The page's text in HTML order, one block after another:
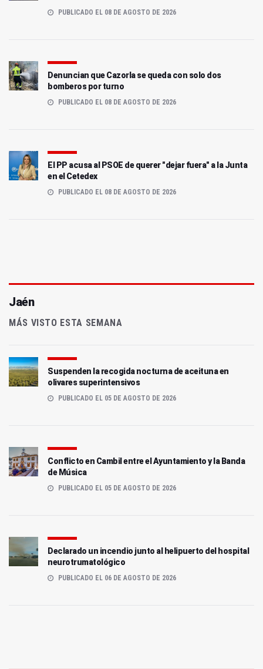
PUBLICADO EL 08 DE AGOSTO DE 2026
Denuncian que Cazorla se queda con solo dos
bomberos por turno
PUBLICADO EL 08 DE AGOSTO DE 2026
El PP acusa al PSOE de querer "dejar fuera" a la Junta
en el Cetedex
PUBLICADO EL 08 DE AGOSTO DE 2026
Jaén
MÁS VISTO ESTA SEMANA
Suspenden la recogida nocturna de aceituna en
olivares superintensivos
PUBLICADO EL 05 DE AGOSTO DE 2026
Conflicto en Cambil entre el Ayuntamiento y la Banda
de Música
PUBLICADO EL 05 DE AGOSTO DE 2026
Declarado un incendio junto al helipuerto del hospital
neurotrumatológico
PUBLICADO EL 06 DE AGOSTO DE 2026